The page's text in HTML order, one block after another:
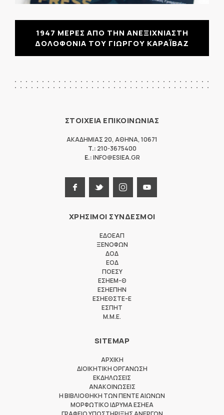
1947 ΜΕΡΕΣ ΑΠΟ ΤΗΝ ΑΝΕΞΙΧΝΙΑΣΤΗ
ΔΟΛΟΦΟΝΙΑ ΤΟΥ ΓΙΩΡΓΟΥ ΚΑΡΑΪΒΑΖ
ΣΤΟΙΧΕΙΑ ΕΠΙΚΟΙΝΩΝΙΑΣ
ΑΚΑΔΗΜΙΑΣ 20, ΑΘΗΝΑ, 10671
T.: 210-3675400
E.:INFO@ESIEA.GR
ΧΡΗΣΙΜΟΙ ΣΥΝΔΕΣΜΟΙ
ΕΔΟΕΑΠ
ΞΕΝΟΦΩΝ
ΔΟΔ
ΕΟΔ
ΠΟΕΣΥ
ΕΣΗΕΜ-Θ
ΕΣΗΕΠΗΝ
ΕΣΗΕΘΣΤΕ-Ε
ΕΣΠΗΤ
M.M.E.
SITEMAP
ΑΡΧΙΚΗ
ΔΙΟΙΚΗΤΙΚΗ ΟΡΓΑΝΩΣΗ
ΕΚΔΗΛΩΣΕΙΣ
ΑΝΑΚΟΙΝΩΣΕΙΣ
Η ΒΙΒΛΙΟΘΗΚΗ ΤΩΝ ΠΕΝΤΕ ΑΙΩΝΩΝ
ΜΟΡΦΩΤΙΚΟ ΙΔΡΥΜΑ ΕΣΗΕΑ